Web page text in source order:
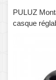
PULUZ
casque